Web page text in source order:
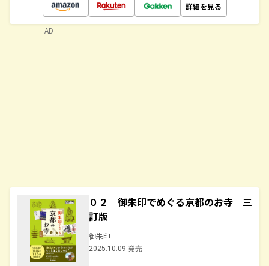
詳細を見る
０２ 御朱印でめぐる京都のお寺 三
訂版
御朱印
2025.10.09 発売
AD